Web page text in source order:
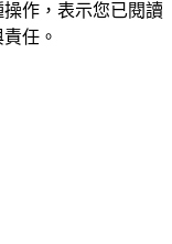
作，表示您已閱讀
任。